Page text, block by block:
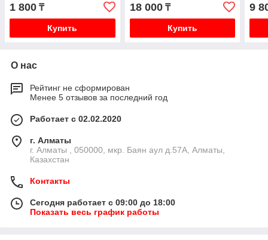
1 800 ₸
Купить
18 000₸
Купить
9
О нас
Рейтинг не сформирован
Менее 5 отзывов за последний год
Работает с 02.02.2020
г. Алматы
г. Алматы , 050000, мкр. Баян аул д.57А, Алматы,
Казахстан
Контакты
Сегодня работает с 09:00 до 18:00
Показать весь график работы